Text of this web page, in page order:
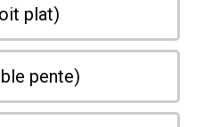
plat)
pente)